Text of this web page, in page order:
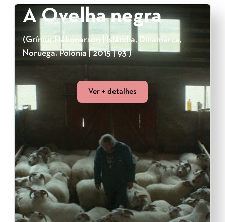
A Ovelha negra
(Grímur Hákonarson | Islândia, Dinamarca,
Noruega, Polônia | 2015 | 93’)
Ver + detalhes